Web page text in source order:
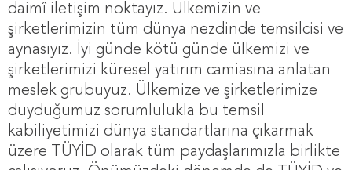
daimî iletişim noktayız. Ülkemizin ve
şirketlerimizin tüm dünya nezdinde temsilcisi ve
aynasıyız. İyi günde kötü günde ülkemizi ve
şirketlerimizi küresel yatırım camiasına anlatan
meslek grubuyuz. Ülkemize ve şirketlerimize
duyduğumuz sorumlulukla bu temsil
kabiliyetimizi dünya standartlarına çıkarmak
üzere TÜYİD olarak tüm paydaşlarımızla birlikte